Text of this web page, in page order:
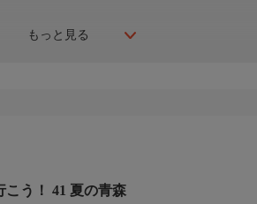
もっと見る
こう！ 41 夏の青森